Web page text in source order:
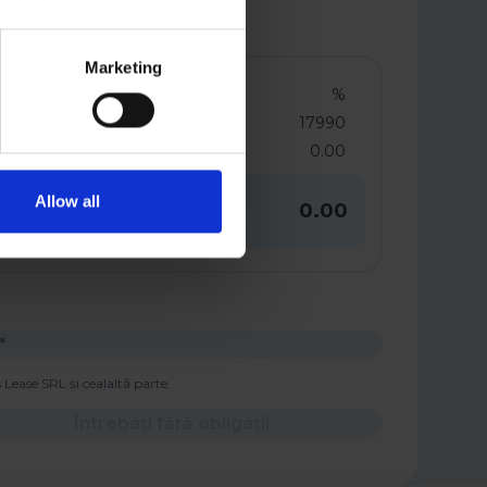
Marketing
Allow all
%
Pretul de vanzare al masinii
17990
Vei plati in total
0.00
Rata lunara 0.00
SRL și cealaltă parte.